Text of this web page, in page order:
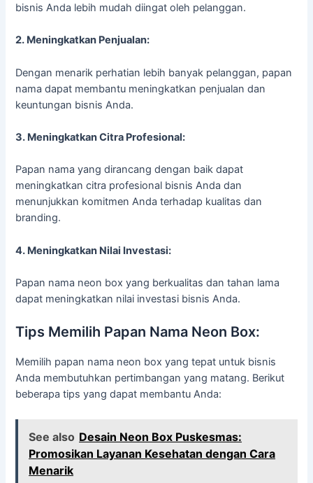
bisnis Anda lebih mudah diingat oleh pelanggan.
2. Meningkatkan Penjualan:
Dengan menarik perhatian lebih banyak pelanggan, papan
nama dapat membantu meningkatkan penjualan dan
keuntungan bisnis Anda.
3. Meningkatkan Citra Profesional:
Papan nama yang dirancang dengan baik dapat
meningkatkan citra profesional bisnis Anda dan
menunjukkan komitmen Anda terhadap kualitas dan
branding.
4. Meningkatkan Nilai Investasi:
Papan nama neon box yang berkualitas dan tahan lama
dapat meningkatkan nilai investasi bisnis Anda.
Tips Memilih Papan Nama Neon Box:
Memilih papan nama neon box yang tepat untuk bisnis
Anda membutuhkan pertimbangan yang matang. Berikut
beberapa tips yang dapat membantu Anda:
See also Desain Neon Box Puskesmas:
Promosikan Layanan Kesehatan dengan Cara
Menarik